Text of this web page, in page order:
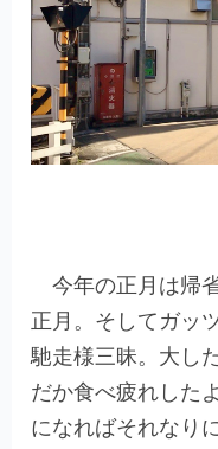
今年の正月は帰
正月。そしてガッ
馳走様三昧。大し
だか食べ疲れした
になればそれなり